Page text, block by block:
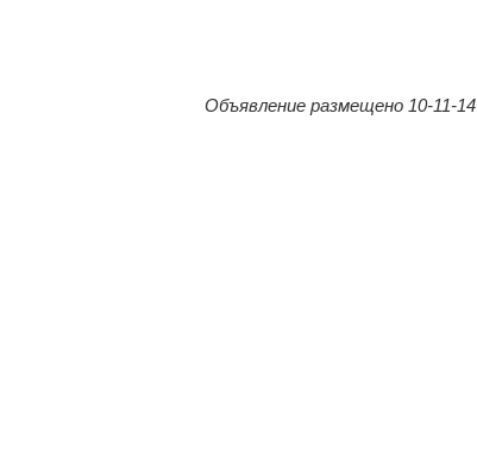
Объявление размещено 10-11-14